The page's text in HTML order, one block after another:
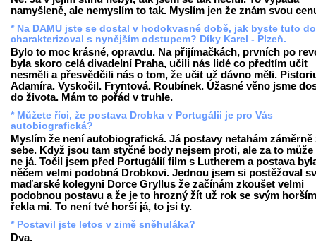
namyšleně, ale nemyslím to tak. Myslím jen že znám svou
* Na DAMU jste se dostal v hodokvasné době, jak byste tuto
charakterizoval s nynějším odstupem? Díky Karel - Plzeň.
Bylo to moc krásné, opravdu. Na přijímačkách, prvních po
byla skoro celá divadelní Praha, učili nás lidé co předtím učit
nesměli a přesvědčili nás o tom, že učit už dávno měli.
Adamíra. Vyskočil. Fryntová. Roubínek. Úžasné věno jsme
do života. Mám to pořád v truhle.
* Můžete říci, že postava Drobka v Portugálii je pro Vás
autobiografická?
Myslím že není autobiografická. Já postavy netahám záměrně
sebe. Když jsou tam styčné body nejsem proti, ale za to může
ne já. Točil jsem před Portugálií film s Lutherem a postava
něčem velmi podobná Drobkovi. Jednou jsem si postěžoval
maďarské kolegyni Dorce Gryllus že začínám zkoušet velmi
podobnou postavu a že je to hrozný žít už rok se svým
řekla mi. To není tvé horší já, to jsi ty.
* Postavil jste letos v zimě sněhuláka?
Dva.